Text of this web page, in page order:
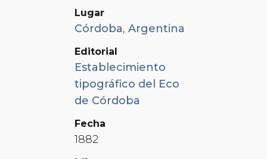
Lugar
Córdoba, Argentina
Editorial
Establecimiento
tipográfico del Eco
de Córdoba
Fecha
1882